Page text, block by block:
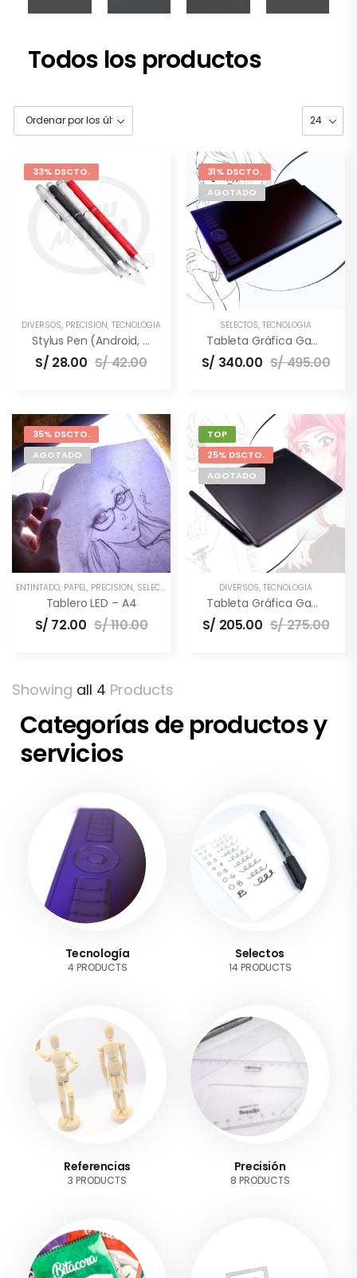
Todos los productos
33% DSCTO.
DIVERSOS, PRECISIÓN, TECNOLOGÍA
Stylus Pen (Android, Ipad)
S/ 28.00 S/42.00
31% DSCTO.
AGOTADO
SELECTOS, TECNOLOGÍA
Tableta Gráfica Gaomon M10K PRO [10×6.5″] –
S/ 340.00 S/495.00
35% DSCTO.
AGOTADO
ENTINTADO, PAPEL, PRECISIÓN, SELECTOS TECNOLOGÍA
Tablero LED – A4
S/ 72.00 S/110.00
TOP
25% DSCTO.
AGOTADO
DIVERSOS, TECNOLOGÍA
Tableta Gráfica Gaomon S620 [6.5×4″] –
S/ 205.00 S/275.00
Showing all 4 Products
Categorías de productos y
servicios
Tecnología
4 PRODUCTS
Selectos
14 PRODUCTS
Referencias
3 PRODUCTS
Precisión
8 PRODUCTS